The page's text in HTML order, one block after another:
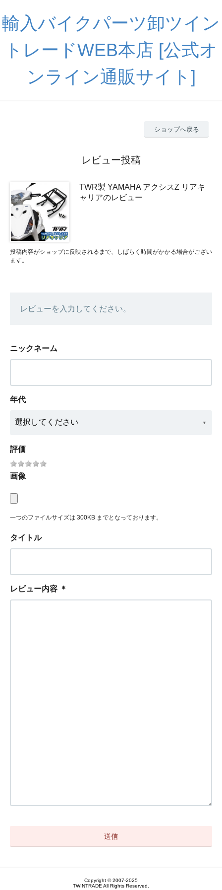
輸入バイクパーツ卸ツイン
トレードWEB本店 [公式オ
ンライン通販サイト]
ショップへ戻る
レビュー投稿
TWR製 YAMAHA アクシスZ リアキ
ャリアのレビュー
投稿内容がショップに反映されるまで、しばらく時間がかかる場合がござい
ます。
レビューを入力してください。
ニックネーム
年代
評価
画像
一つのファイルサイズは 300KB までとなっております。
タイトル
レビュー内容 ＊
Copyright © 2007-2025
TWINTRADE All Rights Reserved.